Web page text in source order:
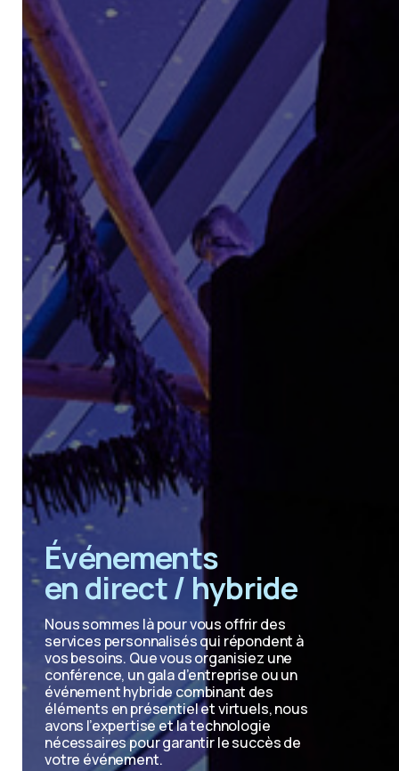
Événements
en direct / hybride
Nous sommes là pour vous offrir des
services personnalisés qui répondent à
vos besoins. Que vous organisiez une
conférence, un gala d’entreprise ou un
événement hybride combinant des
éléments en présentiel et virtuels, nous
avons l’expertise et la technologie
nécessaires pour garantir le succès de
votre événement.